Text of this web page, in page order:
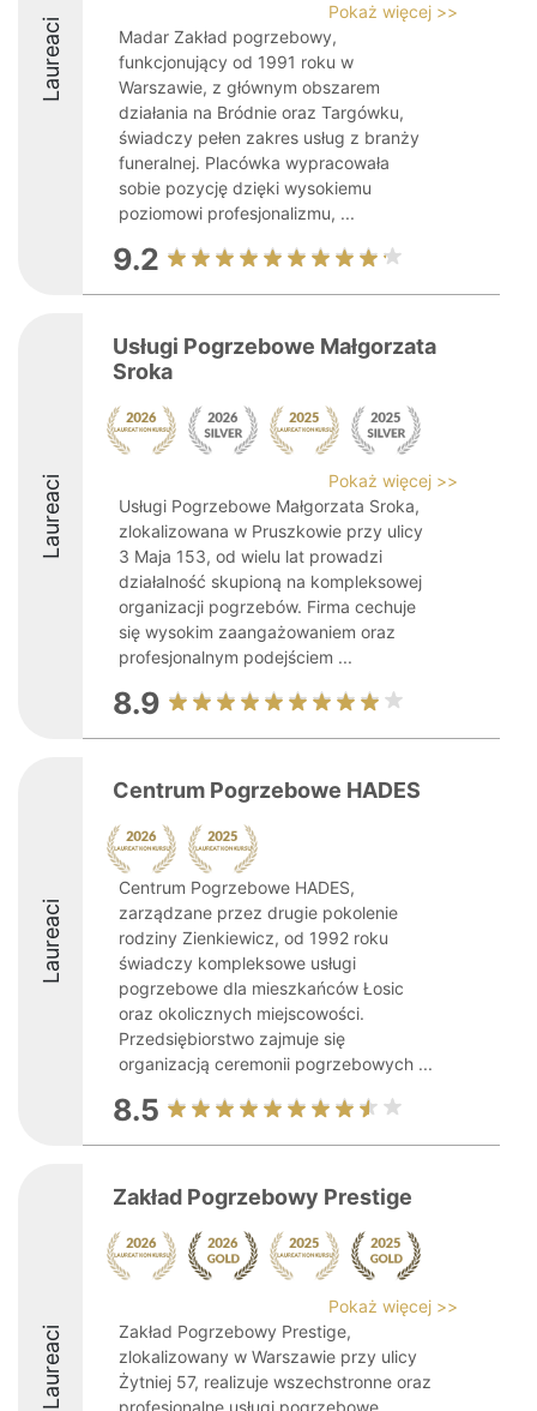
Laureaci
Pokaż więcej >>
Madar Zakład pogrzebowy,
funkcjonujący od 1991 roku w
Warszawie, z głównym obszarem
działania na Bródnie oraz Targówku,
świadczy pełen zakres usług z branży
funeralnej. Placówka wypracowała
sobie pozycję dzięki wysokiemu
poziomowi profesjonalizmu, ...
9.2
Laureaci
Usługi Pogrzebowe Małgorzata
Sroka
Pokaż więcej >>
Usługi Pogrzebowe Małgorzata Sroka,
zlokalizowana w Pruszkowie przy ulicy
3 Maja 153, od wielu lat prowadzi
działalność skupioną na kompleksowej
organizacji pogrzebów. Firma cechuje
się wysokim zaangażowaniem oraz
profesjonalnym podejściem ...
8.9
Laureaci
Centrum Pogrzebowe HADES
Centrum Pogrzebowe HADES,
zarządzane przez drugie pokolenie
rodziny Zienkiewicz, od 1992 roku
świadczy kompleksowe usługi
pogrzebowe dla mieszkańców Łosic
oraz okolicznych miejscowości.
Przedsiębiorstwo zajmuje się
organizacją ceremonii pogrzebowych ...
8.5
Laureaci
Zakład Pogrzebowy Prestige
Pokaż więcej >>
Zakład Pogrzebowy Prestige,
zlokalizowany w Warszawie przy ulicy
Żytniej 57, realizuje wszechstronne oraz
profesjonalne usługi pogrzebowe.